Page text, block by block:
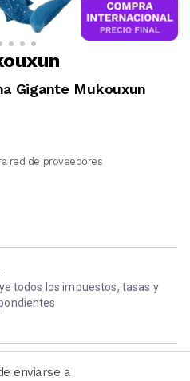
Gigante Mukouxun
red de proveedores
todos los impuestos, tasas y
enviarse a